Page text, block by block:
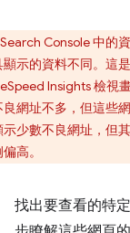
Search Console 中的
顯示的資料不同。這
Insights 檢視
良網址不多，但這些
示少數不良網址，但
高。
找出要查看的特